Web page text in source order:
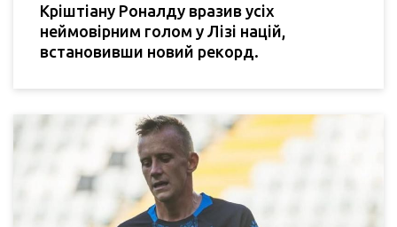
Кріштіану Роналду вразив усіх
неймовірним голом у Лізі націй,
встановивши новий рекорд.